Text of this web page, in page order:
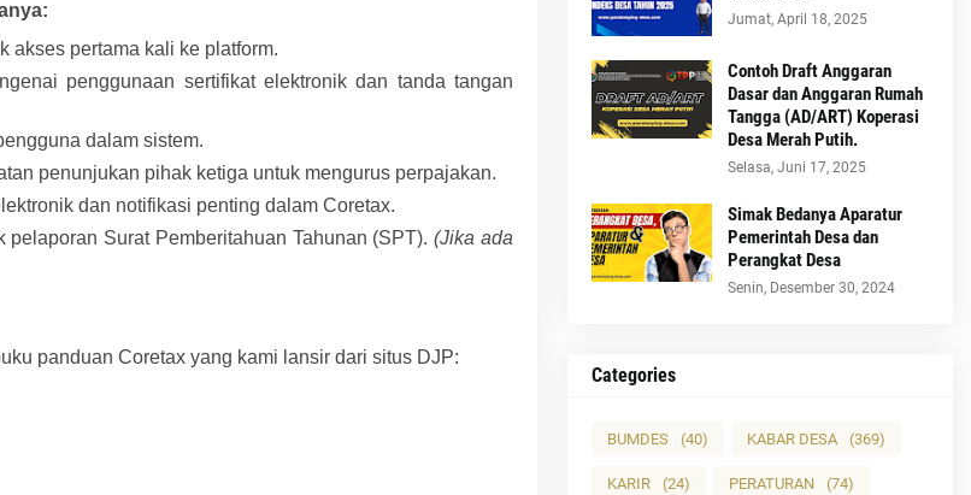
akses pertama kali ke platform.
penggunaan sertifikat elektronik dan tanda tangan
dalam sistem.
penunjukan pihak ketiga untuk mengurus perpajakan.
dan notifikasi penting dalam Coretax.
pelaporan Surat Pemberitahuan Tahunan (SPT).(Jika ada
panduan Coretax yang kami lansir dari situs DJP:
Jumat, April 18, 2025
Contoh Draft Anggaran
Dasar dan Anggaran Rumah
Tangga (AD/ART) Koperasi
Desa Merah Putih.
Selasa, Juni 17, 2025
Simak Bedanya Aparatur
Pemerintah Desa dan
Perangkat Desa
Senin, Desember 30, 2024
Categories
BUMDES (40) KABAR DESA (369)
KARIR (24) PERATURAN (74)